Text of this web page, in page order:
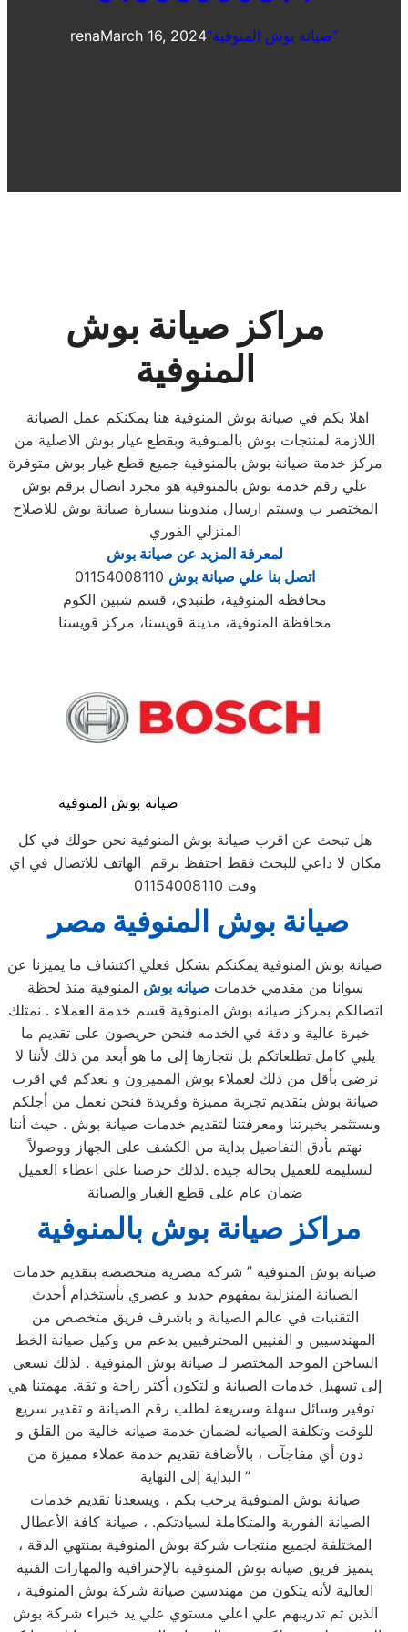
renaMarch 16, 2024 “صيانة بوش المنوفية”
مراكز صيانة بوش
المنوفية
اللازمة لمنتجات بوش بالمنوفية وبقطع غيار بوش الاصلية من
مركز خدمة صيانة بوش بالمنوفية جميع قطع غيار بوش متوفرة
علي رقم خدمة بوش بالمنوفية هو مجرد اتصال برقم بوش
المختصر ب وسيتم ارسال مندوبنا بسيارة صيانة بوش للاصلاح
المنزلي الفوري
لمعرفة المزيد عن صيانة بوش
اتصل بنا علي صيانة بوش
محافظه المنوفية، طنبدي، قسم شبين الكوم
محافظة المنوفية، مدينة قويسنا، مركز قويسنا
صيانة بوش المنوفية
هل تبحث عن اقرب صيانة بوش المنوفية نحن حولك في كل
مكان لا داعي للبحث فقط احتفظ برقم الهاتف للاتصال في اي
وقت 01154008110
صيانة بوش المنوفية مصر
صيانة بوش المنوفية يمكنكم بشكل فعلي اكتشاف ما يميزنا عن
سوانا من مقدمي خدمات صيانه بوش المنوفية منذ لحظة
اتصالكم بمركز صيانه بوش المنوفية قسم خدمة العملاء . نمتلك
خبرة عالية و دقة في الخدمه فنحن حريصون على تقديم ما
يلبي كامل تطلعاتكم بل نتجازها إلى ما هو أبعد من ذلك لأننا لا
نرضى بأقل من ذلك لعملاء بوش المميزون و نعدكم في اقرب
صيانة بوش بتقديم تجربة مميزة وفريدة فنحن نعمل من أجلكم
ونستثمر بخبرتنا ومعرفتنا لتقديم خدمات صيانة بوش . حيث أننا
نهتم بأدق التفاصيل بداية من الكشف على الجهاز ووصولاً
لتسليمة للعميل بحالة جيدة .لذلك حرصنا على اعطاء العميل
ضمان عام على قطع الغيار والصيانة
مراكز صيانة بوش بالمنوفية
صيانة بوش المنوفية ” شركة مصرية متخصصة بتقديم خدمات
الصيانة المنزلية بمفهوم جديد و عصري بأستخدام أحدث
التقنيات في عالم الصيانة و باشرف فريق متخصص من
المهندسيين و الفنيين المحترفيين بدعم من وكيل صيانة الخط
الساخن الموحد المختصر لـ صيانة بوش المنوفية . لذلك نسعى
إلى تسهيل خدمات الصيانة و لتكون أكثر راحة و ثقة. مهمتنا هي
توفير وسائل سهلة وسريعة لطلب رقم الصيانة و تقدير سريع
للوقت وتكلفة الصيانه لضمان خدمة صيانه خالية من القلق و
دون أي مفاجآت ، بالأضافة تقديم خدمة عملاء مميزة من
البداية إلى النهاية ”
صيانة بوش المنوفية يرحب بكم ، ويسعدنا تقديم خدمات
الصيانة الفورية والمتكاملة لسيادتكم. ، صيانة كافة الأعطال
المختلفة لجميع منتجات شركة بوش المنوفية بمنتهي الدقة ،
يتميز فريق صيانة بوش المنوفية بالإحترافية والمهارات الفنية
العالية لأنه يتكون من مهندسين صيانة شركة بوش المنوفية ،
الذين تم تدريبهم علي اعلي مستوي علي يد خبراء شركة بوش